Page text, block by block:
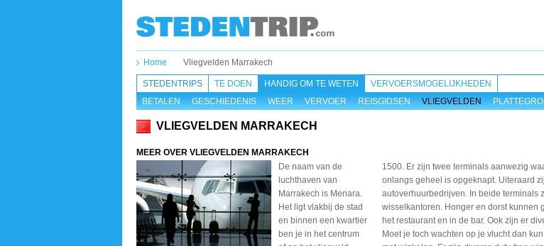
Home Vliegvelden Marrakech
STEDENTRIPS TE DOEN
HANDIG OM TE WETEN
BETALEN
GESCHIEDENIS WEER VERVOER REISGIDSEN VLIEGVELDEN
VERVOERSMOGELIJKHEDEN
VLIEGVELDEN MARRAKECH
MEER OVER VLIEGVELDEN MARRAKECH
De naam van de
luchthaven van
Marrakech is Menara.
Het ligt vlakbij de stad
en binnen een kwartier
ben je in het centrum
1500. Er zijn twee terminals aanwezig
onlangs geheel is opgeknapt. Uiteraard
autoverhuurbedrijven. In beide terminals
wisselkantoren. Honger en dorst kunnen
het restaurant en in de bar. Ook zijn er
Moet je toch wachten op je vlucht dan